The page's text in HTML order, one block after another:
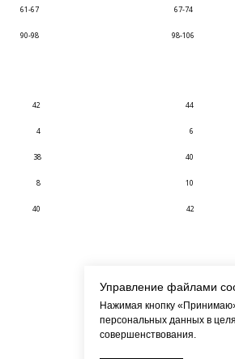
61-67
90-98
67-74
98-106
42
4
38
8
40
44
6
40
10
42
Управление файлами
Нажимая кнопку
персональных данных в
совершенствования.